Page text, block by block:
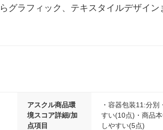
グラフィック、テキスタイルデザイン
アスクル商品環
境スコア詳細/加
点項目
・容器包装11:分
すい(10点)・商品
しやすい(5点)